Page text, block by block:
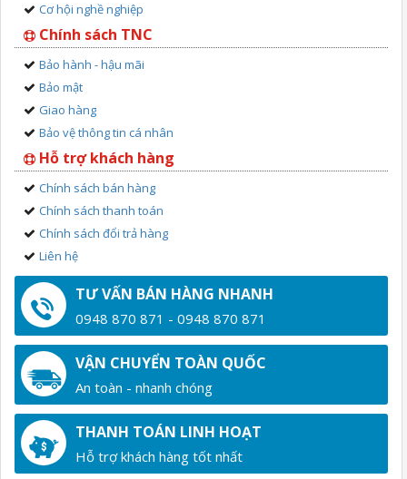
Cơ hội nghề nghiệp
Chính sách TNC
Bảo hành - hậu mãi
Bảo mật
Giao hàng
Bảo vệ thông tin cá nhân
Hỗ trợ khách hàng
Chính sách bán hàng
Chính sách thanh toán
Chính sách đổi trả hàng
Liên hệ
TƯ VẤN BÁN HÀNG NHANH
0948 870 871 - 0948 870 871
VẬN CHUYỂN TOÀN QUỐC
An toàn - nhanh chóng
THANH TOÁN LINH HOẠT
Hỗ trợ khách hàng tốt nhất